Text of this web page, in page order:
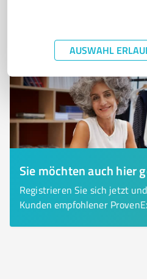
AUSWAHL
Sie möchten auch hier
Registrieren Sie sich jetzt
Kunden empfohlener